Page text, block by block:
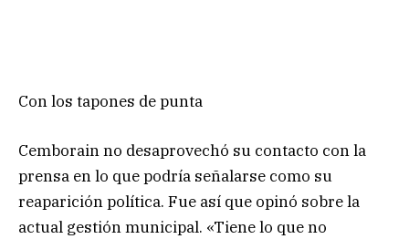
Con los tapones de punta
Cemborain no desaprovechó su contacto con la
prensa en lo que podría señalarse como su
reaparición política. Fue así que opinó sobre la
actual gestión municipal. «Tiene lo que no